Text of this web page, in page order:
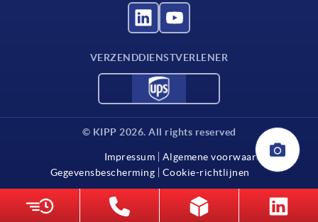
VERZENDDIENSTVERLENER
© KIPP 2026. All rights reserved
Impressum
Algemene voorwaarden
Gegevensbescherming
Cookie-richtlijnen